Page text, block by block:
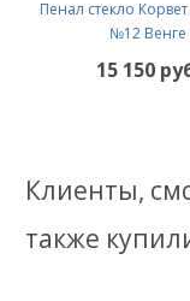
Пенал стекло
№12 Венге
15 150
Клиенты,
также